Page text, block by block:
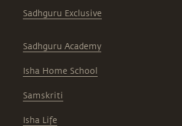
Sadhguru Exclusive
Sadhguru Academy
Isha Home School
Samskriti
Isha Life